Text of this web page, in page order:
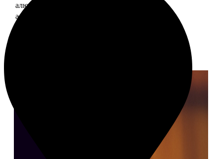
алюминиевая рамка с фото 20х30
алюминиевая рамка с фото 30х40